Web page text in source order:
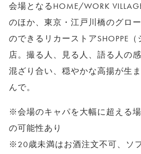
会場となるHOME/WORK
のほか、東京・江戸川橋のグロ
のできるリカーストアSHOPPE
店。撮る人、見る人、語る人の
混ざり合い、穏やかな高揚が生
んで。
※会場のキャパを大幅に超える
の可能性あり
※20歳未満はお酒注文不可、ソ